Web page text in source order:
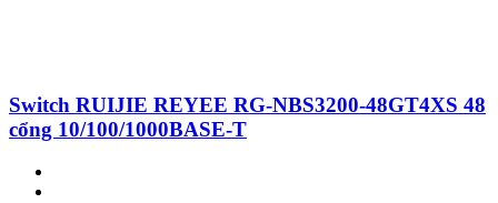
Switch RUIJIE REYEE RG-NBS3200-48GT4XS 48
cổng 10/100/1000BASE-T